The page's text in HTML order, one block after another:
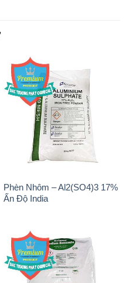
Phèn Nhôm – Al2(SO4)3 17%
Ấn Độ India